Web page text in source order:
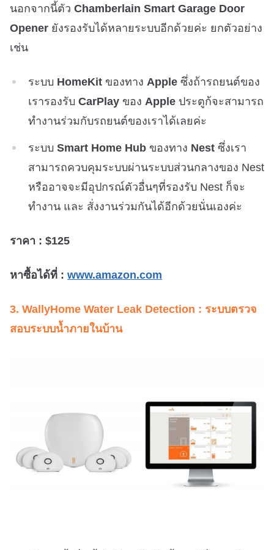
นอกจากนี้ตัว Chamberlain Smart Garage Door
Opener ยังรองรับได้หลายระบบอีกด้วยค่ะ ยกตัวอย่าง
เช่น
ระบบ HomeKit ของทาง Apple ซึ่งถ้ารถยนต์ของ
เรารองรับ CarPlay ของ Apple ประตูก้จะสามารถ
ทำงานร่วมกับรถยนต์ของเราได้เลยค่ะ
ระบบ Smart Home Hub ของทาง Nest ซึ่งเรา
สามารถควบคุมระบบผ่านระบบส่วนกลางของ Nest
หรืออาจจะมีอุปกรณ์ตัวอื่นๆที่รองรับ Nest ก็จะ
ทำงาน และ สั่งงานร่วมกันได้อีกด้วยนั่นเองค่ะ
ราคา : $125
หาซื้อได้ที่ : www.amazon.com
3. WallyHome Water Leak Detection : ระบบตรวจ
สอบระบบน้ำภายในบ้าน